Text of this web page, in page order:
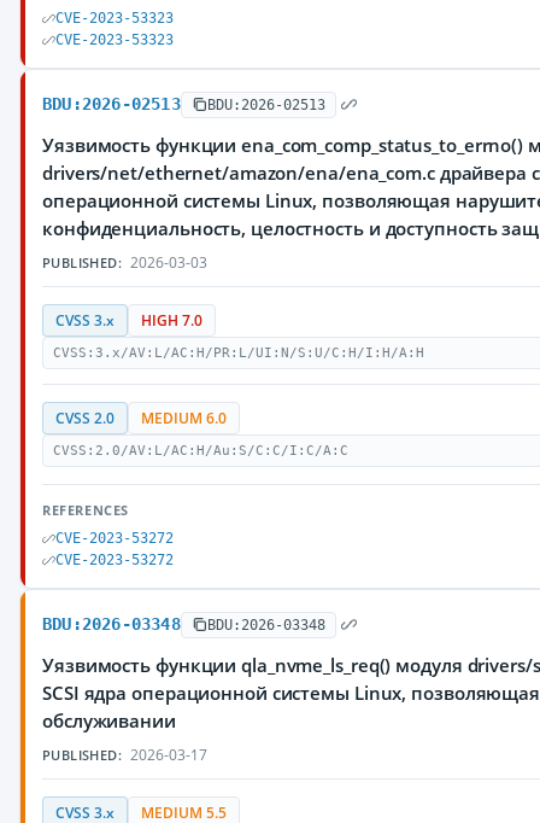
CVE-2023-53323
CVE-2023-53323
BDU:2026-02513 BDU:2026-02513
Уязвимость функции ena_com_comp_status_to_errno()
drivers/net/ethernet/amazon/ena/ena_com.c драйвера
операционной системы Linux, позволяющая
конфиденциальность, целостность и доступность
PUBLISHED: 2026-03-03
CVSS 3.x HIGH 7.0
CVSS:3.x/AV:L/AC:H/PR:L/UI:N/S:U/C:H/I:H/A:H
CVSS 2.0 MEDIUM 6.0
CVSS:2.0/AV:L/AC:H/Au:S/C:C/I:C/A:C
REFERENCES
CVE-2023-53272
CVE-2023-53272
BDU:2026-03348 BDU:2026-03348
Уязвимость функции qla_nvme_ls_req() модуля
SCSI ядра операционной системы Linux,
обслуживании
PUBLISHED: 2026-03-17
CVSS 3.x MEDIUM 5.5